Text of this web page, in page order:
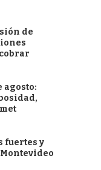
de
agosto:
fuertes y